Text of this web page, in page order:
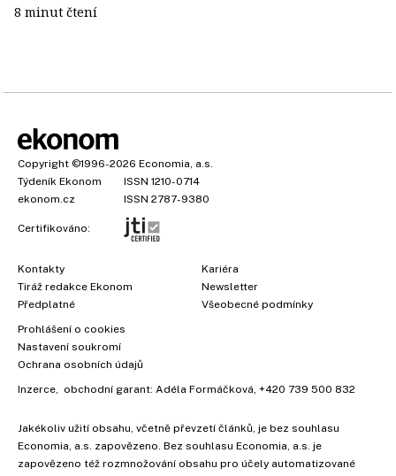
8 minut čtení
Copyright ©1996-2026 Economia, a.s.
Týdeník Ekonom
ISSN 1210-0714
ekonom.cz
ISSN 2787-9380
Certifikováno:
Kontakty
Tiráž redakce Ekonom
Předplatné
Kariéra
Newsletter
Všeobecné podmínky
Prohlášení o cookies
Nastavení soukromí
Ochrana osobních údajů
Inzerce , obchodní garant: Adéla Formáčková +420 739 500 832
Jakékoliv užití obsahu, včetně převzetí článků, je bez souhlasu
Economia, a.s. zapovězeno. Bez souhlasu Economia, a.s. je
zapovězeno též rozmnožování obsahu pro účely automatizované